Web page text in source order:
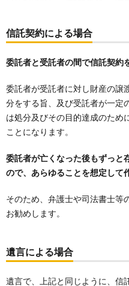
信託契約による場合
委託者と受託者の間で信託契約
委託者が受託者に対し財産の譲
分をする旨、及び受託者が一定
は処分及びその目的達成のため
ことになります。
委託者が亡くなった後もずっと
ので、あらゆることを想定して
そのため、弁護士や司法書士等
お勧めします。
遺言による場合
遺言で、上記と同じように、信